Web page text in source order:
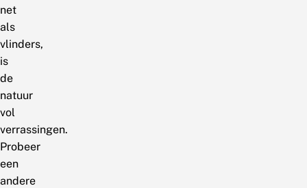
net
als
vlinders,
is
de
natuur
vol
verrassingen.
Probeer
een
andere